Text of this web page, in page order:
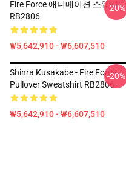
Fire Force 애니메이션 스웨터
RB2806
₩5,642,910 - ₩6,607,510
-20%
Shinra Kusakabe - Fire Force
Pullover Sweatshirt RB2806
₩5,642,910 - ₩6,607,510
-20%